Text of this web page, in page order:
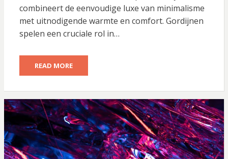
combineert de eenvoudige luxe van minimalisme
met uitnodigende warmte en comfort. Gordijnen
spelen een cruciale rol in…
READ MORE